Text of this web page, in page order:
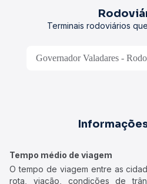
Terminais rodoviários
Governador Valadares -
Tempo médio de viagem
O tempo de viagem entre as
rota, viação, condições de